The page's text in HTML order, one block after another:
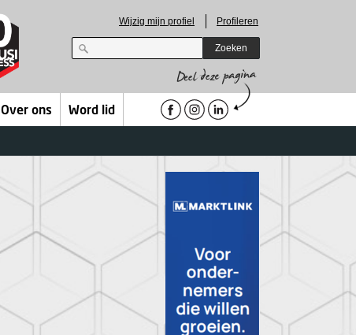
Wijzig mijn profiel Profileren
Zoeken
Over ons Word lid